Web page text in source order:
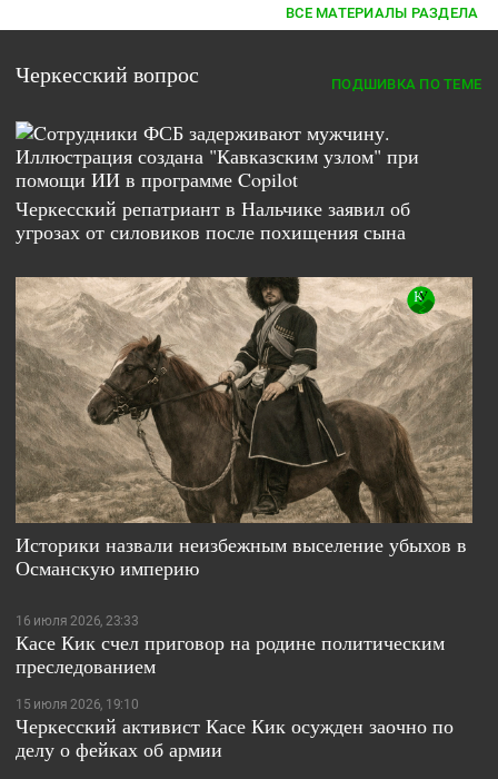
ВСЕ МАТЕРИАЛЫ РАЗДЕЛА
Черкесский вопрос ПОДШИВКА ПО ТЕМЕ
Черкесский репатриант в Нальчике заявил об
угрозах от силовиков после похищения сына
Историки назвали неизбежным выселение убыхов в
Османскую империю
16 июля 2026, 23:33
Касе Кик счел приговор на родине политическим
преследованием
15 июля 2026, 19:10
Черкесский активист Касе Кик осужден заочно по
делу о фейках об армии